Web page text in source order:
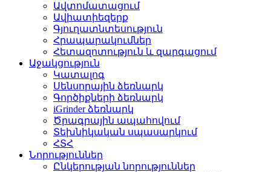
Ավտոմատացում
Ավիատիեզերք
Գյուղատնտեսություն
Հրապարակումներ
Հետազոտություն և զարգացում
Աջակցություն
Կատալոգ
Սենսորային ձեռնարկ
Գործիքների ձեռնարկ
iGrinder ձեռնարկ
Ծրագրային ապահովում
Տեխնիկական սպասարկում
ՀՏՀ
Նորություններ
Ընկերության նորություններ